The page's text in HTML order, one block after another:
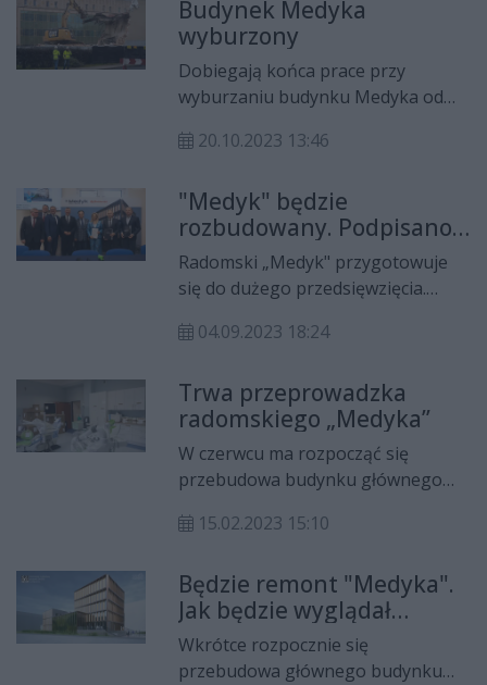
tokarki i frezarki, maszyny, które
przypłynęły zza oceanu.
Budynek Medyka
wyburzony
Dobiegają końca prace przy
wyburzaniu budynku Medyka od
ma być gotowy we wrześniu 2025 r.
20.10.2023 13:46
"Medyk" będzie
rozbudowany. Podpisano
umowę na 50 mln zł
Radomski „Medyk" przygotowuje
się do dużego przedsięwzięcia.
Zawodowego i Ustawicznego przy
rozbudowany dzięki wsparciu
sejmiku Mazowsza.
Dofinansowanie z budżetu
województwa to 74 mln zł.
04.09.2023 18:24
Trwa przeprowadzka
radomskiego „Medyka”
W czerwcu ma rozpocząć się
przebudowa budynku głównego
Ustawicznego w Radomiu. Szkoła
tymczasowej siedziby przy ul.
Pułaskiego 9.
15.02.2023 15:10
Będzie remont "Medyka".
Jak będzie wyglądał
budynek w nowej odsłonie
Wkrótce rozpocznie się
przebudowa głównego budynku